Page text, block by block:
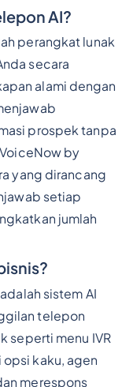
AI?
perangkat lunak
secara
alami dengan
prospek tanpa
by
yang dirancang
setiap
jumlah
adalah sistem AI
telepon
seperti menu IVR
kaku, agen
merespons